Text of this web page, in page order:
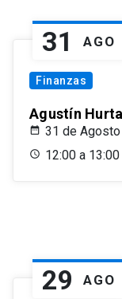
31 AGO
Finanzas
Agustín
31 de
12:00 a 13:00
29 AGO